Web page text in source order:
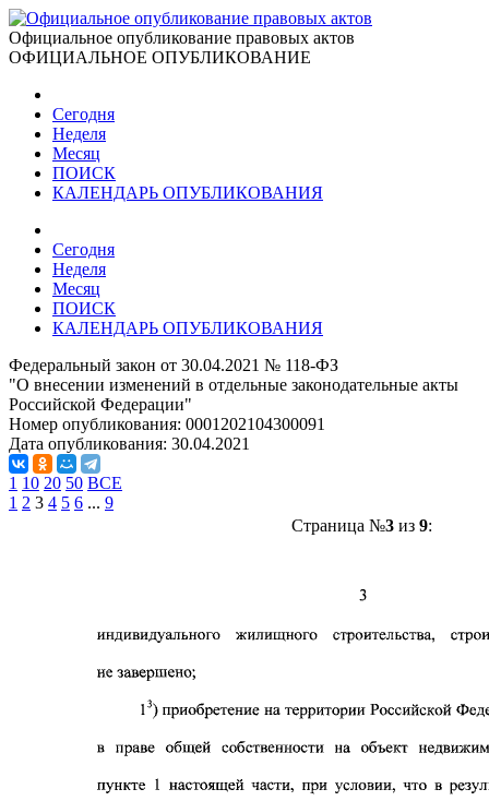
Официальное опубликование правовых актов
ОФИЦИАЛЬНОЕ ОПУБЛИКОВАНИЕ
Сегодня
Неделя
Месяц
ПОИСК
КАЛЕНДАРЬ ОПУБЛИКОВАНИЯ
Сегодня
Неделя
Месяц
ПОИСК
КАЛЕНДАРЬ ОПУБЛИКОВАНИЯ
Федеральный закон от 30.04.2021 № 118-ФЗ
"О внесении изменений в отдельные законодательные акты
Российской Федерации"
Номер опубликования: 0001202104300091
Дата опубликования: 30.04.2021
1 10 20 50 ВСЕ
1 2 3 4 5 6 ... 9
Страница №3из 9: